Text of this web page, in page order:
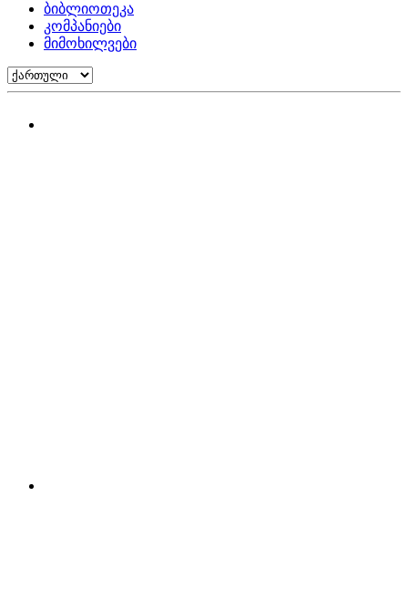
ბიბლიოთეკა
კომპანიები
მიმოხილვები